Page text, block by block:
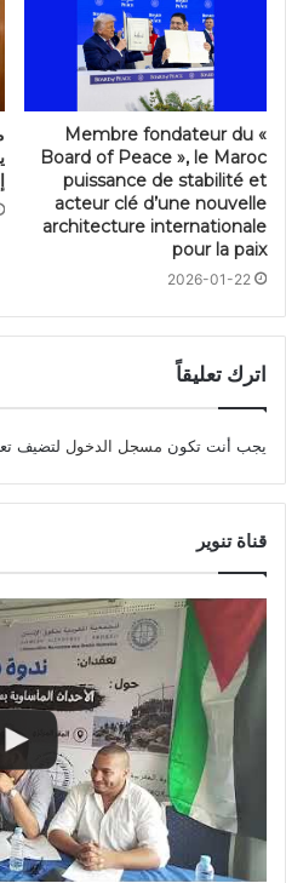
Membre fondateur du «
Board of Peace », le Maroc
puissance de stabilité et
acteur clé d’une nouvelle
architecture internationale
pour la paix
2026-01-22
اترك تعليقاً
يجب أنت تكون مسجل الدخول لتضيف
قناة تنوير